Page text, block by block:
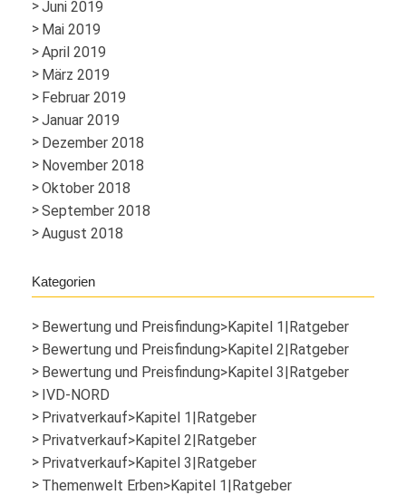
Juni 2019
Mai 2019
April 2019
März 2019
Februar 2019
Januar 2019
Dezember 2018
November 2018
Oktober 2018
September 2018
August 2018
Kategorien
Bewertung und Preisfindung>Kapitel 1|Ratgeber
Bewertung und Preisfindung>Kapitel 2|Ratgeber
Bewertung und Preisfindung>Kapitel 3|Ratgeber
IVD-NORD
Privatverkauf>Kapitel 1|Ratgeber
Privatverkauf>Kapitel 2|Ratgeber
Privatverkauf>Kapitel 3|Ratgeber
Themenwelt Erben>Kapitel 1|Ratgeber